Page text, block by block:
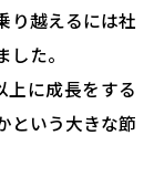
り越えるには社
た。
に成長をする
という大きな節